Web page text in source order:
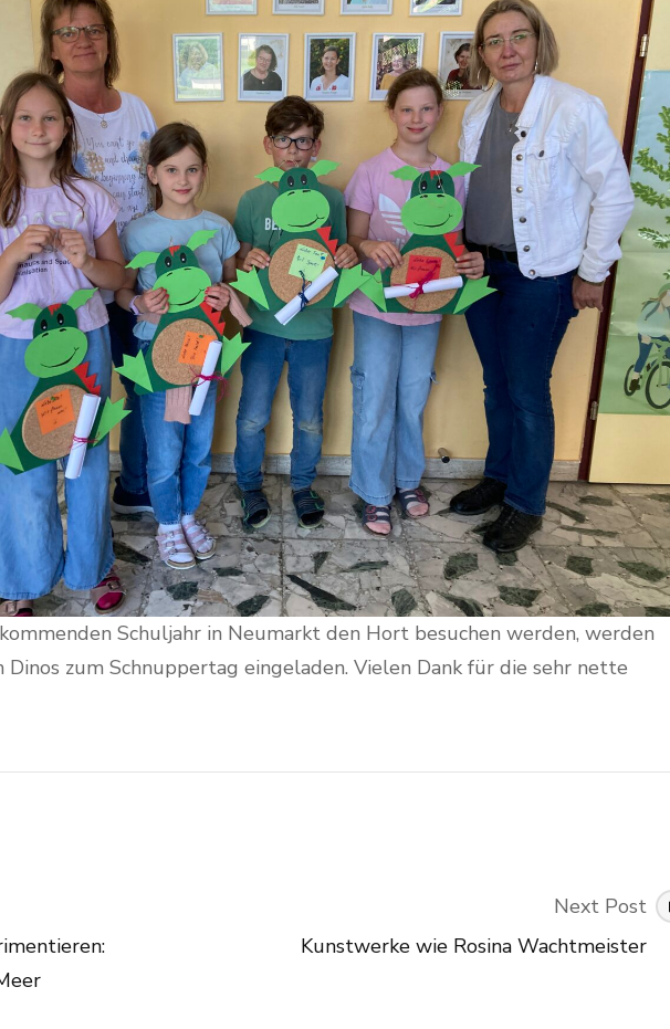
Schuljahr in Neumarkt den Hort besuchen werden, werden
zum Schnuppertag eingeladen. Vielen Dank für die sehr nette
Next Post
Kunstwerke wie Rosina Wachtmeister